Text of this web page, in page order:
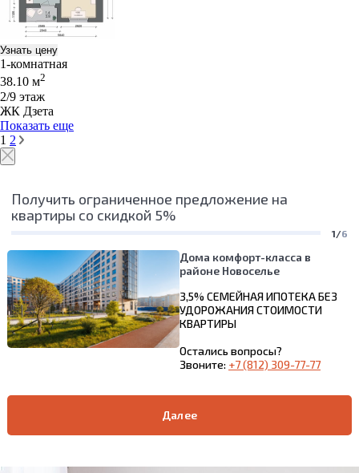
Узнать цену
1-комнатная
38.10 м2
2/9 этаж
ЖК Дзета
Показать еще
1 2
Получить ограниченное предложение на
квартиры со скидкой 5%
1/6
Дома комфорт-класса в
районе Новоселье
3,5% СЕМЕЙНАЯ ИПОТЕКА БЕЗ
УДОРОЖАНИЯ СТОИМОСТИ
КВАРТИРЫ
Остались вопросы?
Звоните: +7 (812) 309-77-77